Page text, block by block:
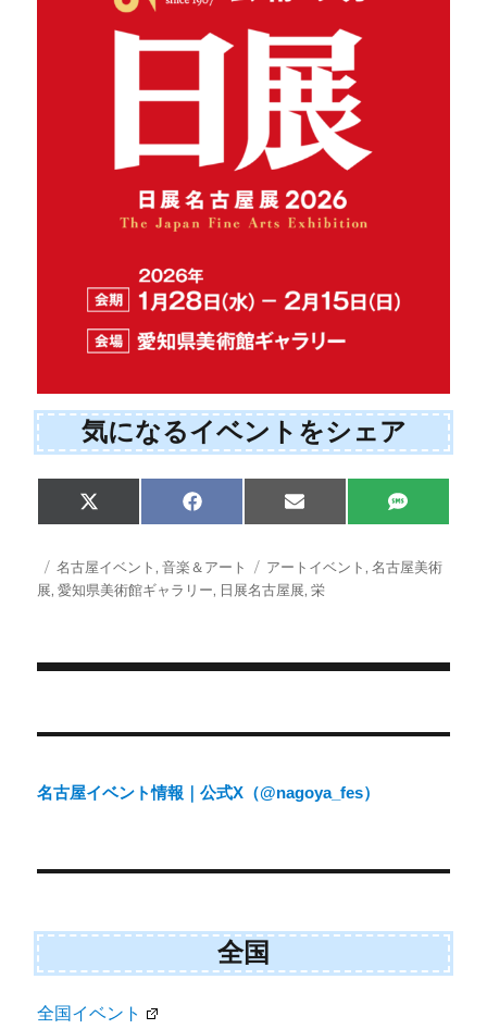
気になるイベントをシェア
Share
on
X
(
w
i
t
)
Share
on
F
a
e
b
o
Share
on
E
m
i
Share
on
S
M
投
稿
カ
テ
名古屋イベント ,音楽＆アート
タ
グ
アートイベント ,名古屋美術
展,愛知県美術館ギャラリー, 日展名古屋展,栄
稿
ナ
ゲ
シ
ョ
名古屋イベント情報｜公式X（@nagoya_fes）
全国
全国イベント